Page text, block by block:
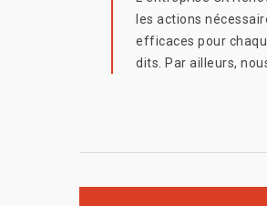
les actions
efficaces pour
dits. Par ailleurs,